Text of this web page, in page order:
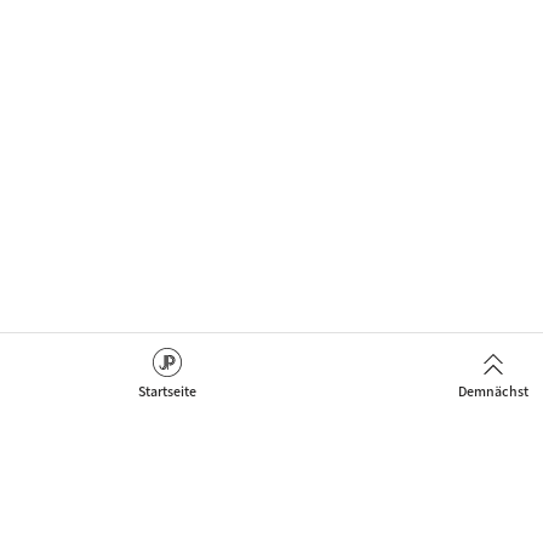
Startseite Demnächst